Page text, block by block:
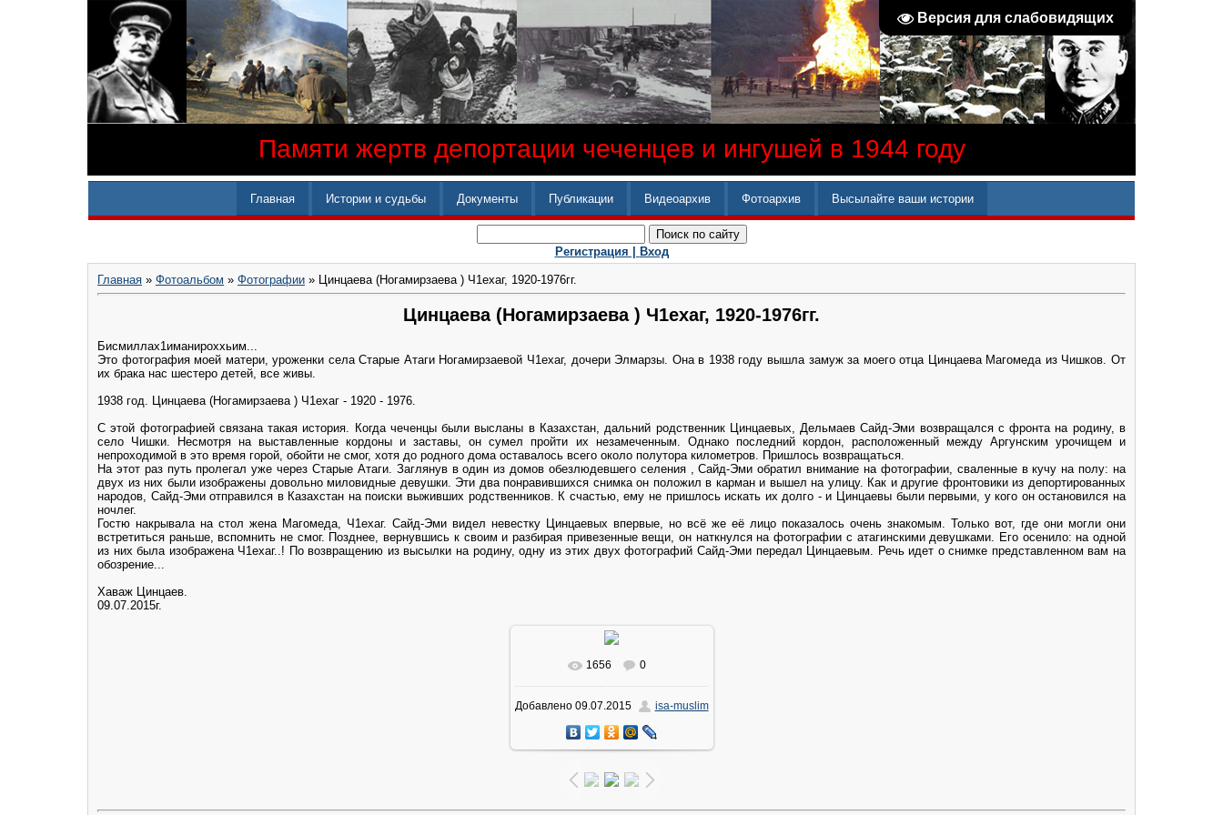
Версия для слабовидящих
Памяти жертв депортации чеченцев и ингушей в 1944 году
Главная Истории и судьбы Документы Публикации Видеоархив Фотоархив Высылайте ваши истории
Регистрация | Вход
Главная » Фотоальбом » Фотографии » Цинцаева (Ногамирзаева ) Ч1ехаг, 1920-1976гг.
Цинцаева (Ногамирзаева ) Ч1ехаг, 1920-1976гг.
Бисмиллах1иманироххьим...
Это фотография моей матери, уроженки села Старые Атаги Ногамирзаевой Ч1ехаг, дочери Элмарзы. Она в 1938 году вышла замуж за моего отца Цинцаева Магомеда из Чишков. От
их брака нас шестеро детей, все живы.
1938 год. Цинцаева (Ногамирзаева ) Ч1ехаг - 1920 - 1976.
С этой фотографией связана такая история. Когда чеченцы были высланы в Казахстан, дальний родственник Цинцаевых, Дельмаев Сайд-Эми возвращался с фронта на родину, в
село Чишки. Несмотря на выставленные кордоны и заставы, он сумел пройти их незамеченным. Однако последний кордон, расположенный между Аргунским урочищем и
непроходимой в это время горой, обойти не смог, хотя до родного дома оставалось всего около полутора километров. Пришлось возвращаться.
На этот раз путь пролегал уже через Старые Атаги. Заглянув в один из домов обезлюдевшего селения , Сайд-Эми обратил внимание на фотографии, сваленные в кучу на полу: на
двух из них были изображены довольно миловидные девушки. Эти два понравившихся снимка он положил в карман и вышел на улицу. Как и другие фронтовики из депортированных
народов, Сайд-Эми отправился в Казахстан на поиски выживших родственников. К счастью, ему не пришлось искать их долго - и Цинцаевы были первыми, у кого он остановился на
ночлег.
Гостю накрывала на стол жена Магомеда, Ч1ехаг. Сайд-Эми видел невестку Цинцаевых впервые, но всё же её лицо показалось очень знакомым. Только вот, где они могли они
встретиться раньше, вспомнить не смог. Позднее, вернувшись к своим и разбирая привезенные вещи, он наткнулся на фотографии с атагинскими девушками. Его осенило: на одной
из них была изображена Ч1ехаг..! По возвращению из высылки на родину, одну из этих двух фотографий Сайд-Эми передал Цинцаевым. Речь идет о снимке представленном вам на
обозрение...
Хаваж Цинцаев.
09.07.2015г.
В реальном размере
72.0Kb
1656 0
Добавлено09.07.2015 isa-muslim